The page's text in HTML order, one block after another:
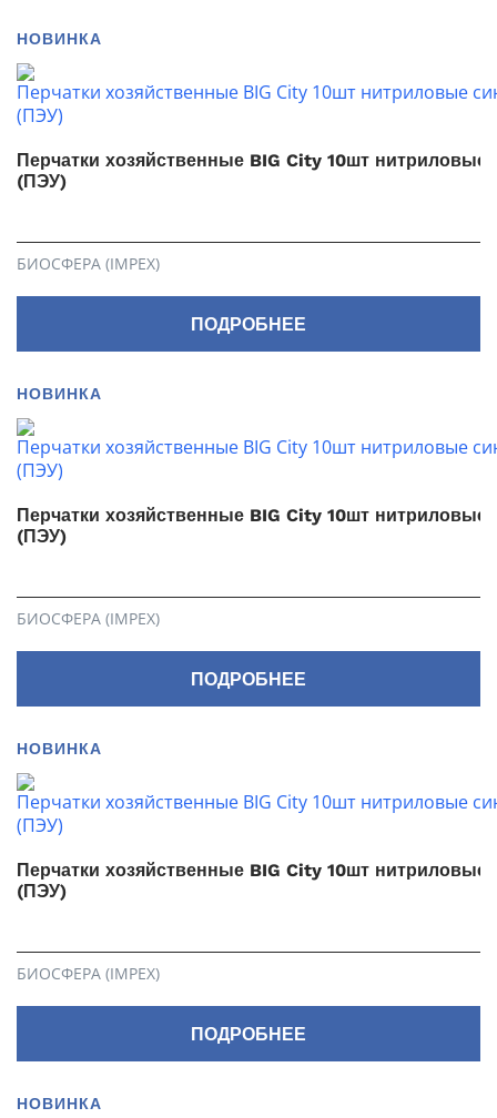
НОВИНКА
Перчатки хозяйственные BIG City 10шт нитриловые
(ПЭУ)
БИОСФЕРА (IMPEX)
ПОДРОБНЕЕ
НОВИНКА
Перчатки хозяйственные BIG City 10шт нитриловые
(ПЭУ)
БИОСФЕРА (IMPEX)
ПОДРОБНЕЕ
НОВИНКА
Перчатки хозяйственные BIG City 10шт нитриловые
(ПЭУ)
БИОСФЕРА (IMPEX)
ПОДРОБНЕЕ
НОВИНКА